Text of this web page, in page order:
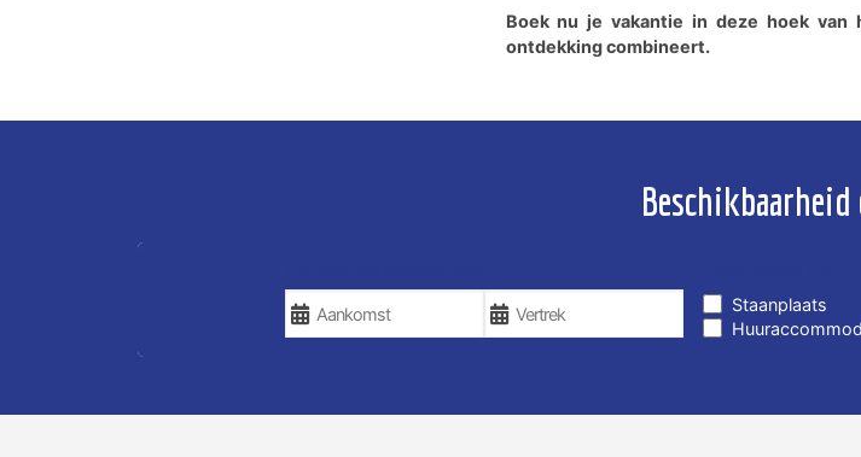
Boek nu je vakantie in deze hoek
ontdekking combineert.
Staanplaats